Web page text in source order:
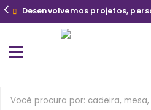
Desenvolvemos projetos,